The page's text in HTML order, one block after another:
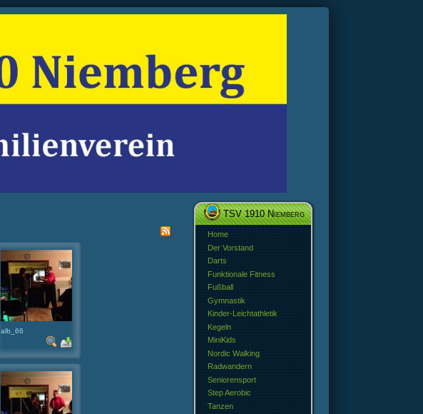
alb_66
TSV 1910 Niemberg
Home
Der Vorstand
Darts
Funktionale Fitness
Fußball
Gymnastik
Kinder-Leichtathletik
Kegeln
MiniKids
Nordic Walking
Radwandern
Seniorensport
Step Aerobic
Tanzen